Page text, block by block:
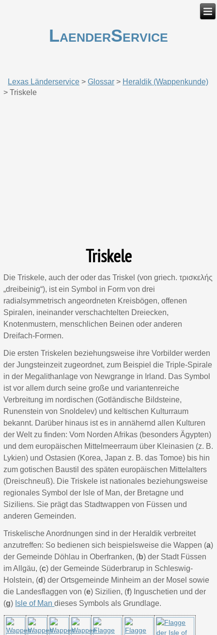
LaenderService
Lexas Länderservice >Glossar > Heraldik (Wappenkunde)
> Triskele
Triskele
Die Triskele, auch der oder das Triskel (von griech. τρισκελής
„dreibeinig“), ist ein Symbol in Form von drei
radialsymmetrisch angeordneten Kreisbögen, offenen
Spiralen, ineinander verschachtelten Dreiecken,
Knotenmustern, menschlichen Beinen oder anderen
Dreifach-Formen.
Die ersten Triskelen beziehungsweise ihre Vorbilder werden
der Jungsteinzeit zugeordnet, zum Beispiel die Triple-Spirale
in der Megalithanlage von Newgrange in Irland. Das Symbol
ist vor allem durch seine große und variantenreiche
Verbreitung im nordischen (Gotländische Bildsteine,
Runenstein von Snoldelev) und keltischen Kulturraum
bekannt. Darüber hinaus ist es in annähernd allen Kulturen
der Welt zu finden: Vom Norden Afrikas (besonders Ägypten)
und dem europäischen Mittelmeerraum über Kleinasien (z. B.
Lykien) und Ostasien (Korea, Japan z. B. das Tomoe) bis hin
zum gotischen Baustil des späten europäischen Mittelalters
(Dreischneuß). Die Triskele ist nationales beziehungsweise
regionales Symbol der Isle of Man, der Bretagne und
Siziliens. Sie prägt das Stadtwappen von Füssen und
anderen Gemeinden.
Triskelische Anordnungen sind in der Heraldik verbreitet
anzutreffen: So bedienen sich beispielsweise die Wappen (a)
der Gemeinde Döhlau in Oberfranken, (b) der Stadt Füssen
im Allgäu, (c) der Gemeinde Süderbrarup in Schleswig-
Holstein, (d ) der Ortsgemeinde Minheim an der Mosel sowie
die Landesflaggen von (e) Sizilien, (f) Inguschetien und der
(g) Isle of Mandieses Symbols als Grundlage.